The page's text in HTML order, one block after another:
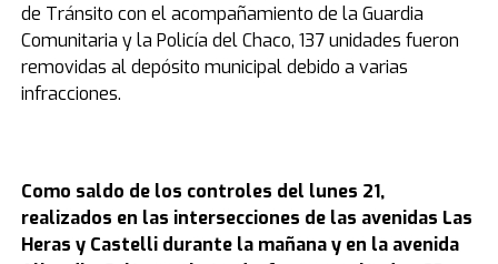
de Tránsito con el acompañamiento de la Guardia
Comunitaria y la Policía del Chaco, 137 unidades fueron
removidas al depósito municipal debido a varias
infracciones.
Como saldo de los controles del lunes 21,
realizados en las intersecciones de las avenidas Las
Heras y Castelli durante la mañana y en la avenida